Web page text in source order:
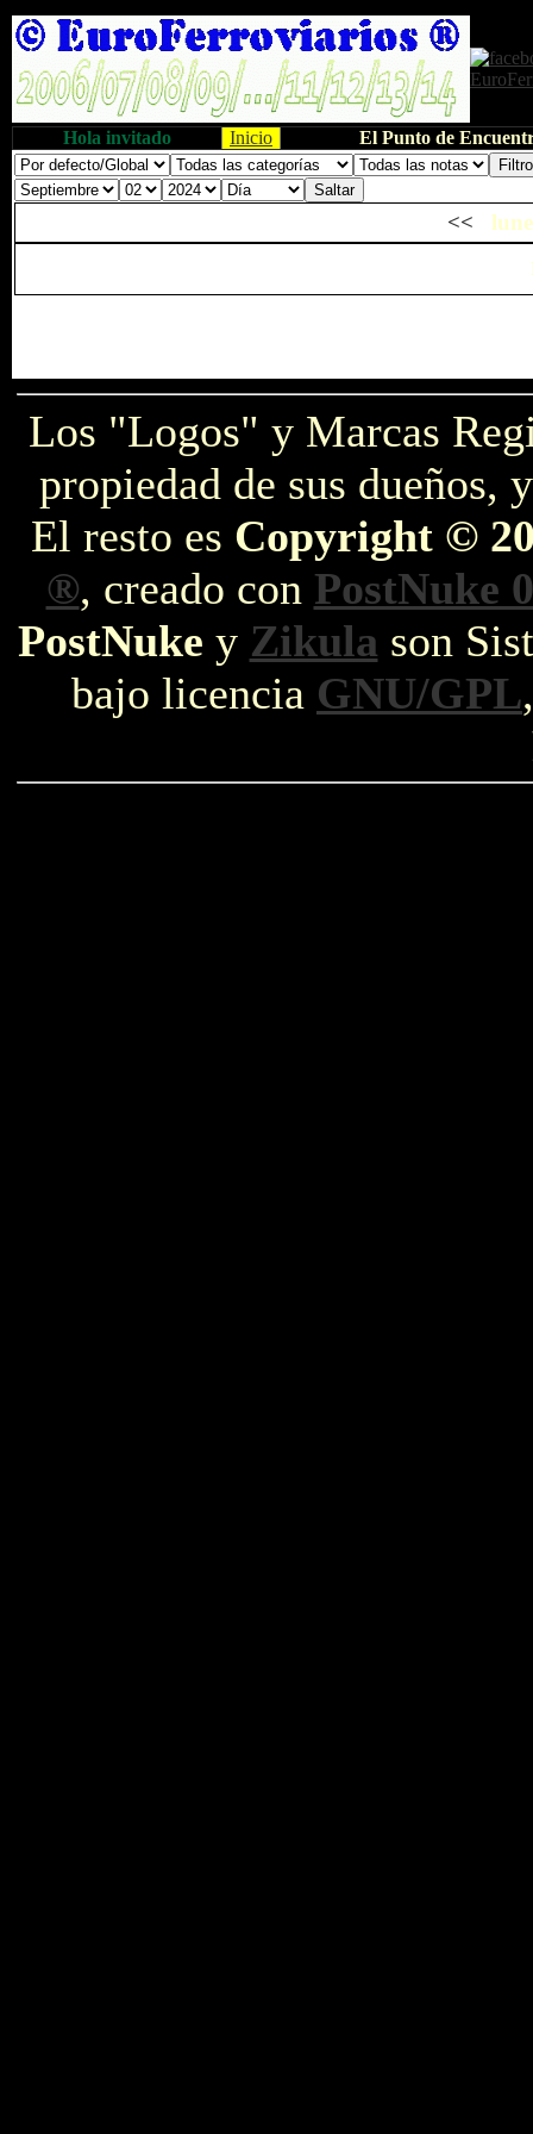
Hola invitado Inicio El Punto de
<<
Los "Logos" y Marcas
propiedad de sus dueños,
El resto es Copyright ©
®, creado con PostNuke
PostNuke y Zikula son
bajo licencia GNU/GPL